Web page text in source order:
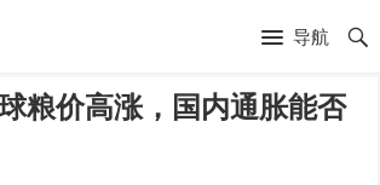
导航
粮价高涨，国内通胀能否